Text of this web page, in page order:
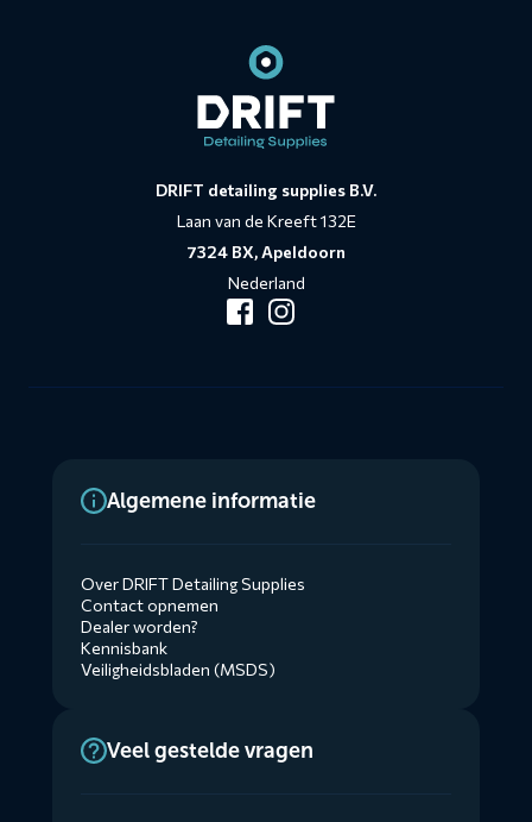
DRIFT detailing supplies B.V.
Laan van de Kreeft 132E
7324 BX, Apeldoorn
Nederland
Algemene informatie
Over DRIFT Detailing Supplies
Contact opnemen
Dealer worden?
Kennisbank
Veiligheidsbladen (MSDS)
Veel gestelde vragen